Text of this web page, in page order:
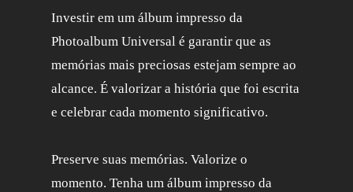
Investir em um álbum impresso da
Photoalbum Universal é garantir que as
memórias mais preciosas estejam sempre ao
alcance. É valorizar a história que foi escrita
e celebrar cada momento significativo.
Preserve suas memórias. Valorize o
momento. Tenha um álbum impresso da